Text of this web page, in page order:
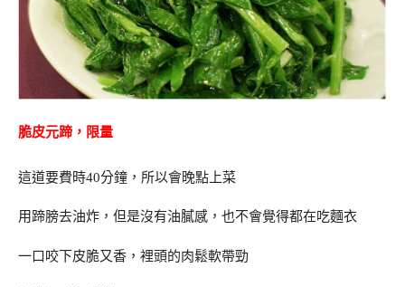
脆皮元蹄，限量
這道要費時40分鐘，所以會晚點上菜
用蹄膀去油炸，但是沒有油膩感，也不會覺得都在吃麵衣
一口咬下皮脆又香，裡頭的肉鬆軟帶勁